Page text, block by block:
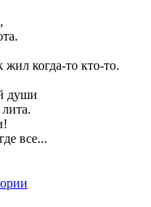
когда-то кто-то.
души
все...